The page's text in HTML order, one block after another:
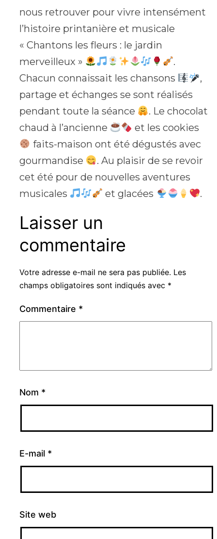
nous retrouver pour vivre intensément
l’histoire printanière et musicale
« Chantons les fleurs : le jardin
merveilleux »
.
Chacun connaissait les chansons
,
partage et échanges se sont réalisés
pendant toute la séance
. Le chocolat
chaud à l’ancienne
et les cookies
faits-maison ont été dégustés avec
gourmandise
. Au plaisir de se revoir
cet été pour de nouvelles aventures
musicales
et glacées .
Laisser un
commentaire
Votre adresse e-mail ne sera pas publiée. Les
champs obligatoires sont indiqués avec *
Commentaire *
Nom *
E-mail *
Site web